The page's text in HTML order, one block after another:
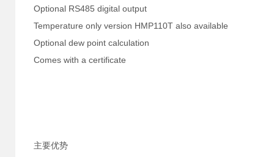
Optional RS485 digital output
Temperature only version HMP110T also available
Optional dew point calculation
Comes with a certificate
主要优势